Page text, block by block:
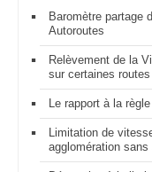
Baromètre partage
Autoroutes
Relèvement de la
sur certaines
Le rapport à la
Limitation de
agglomération